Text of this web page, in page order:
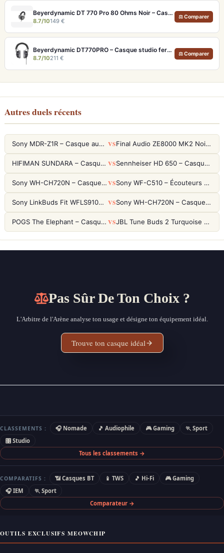
Beyerdynamic DT 770 Pro 80 Ohms Noir – Casque studio fermé pour monitoring précis
8.7/10149 €
⚖ Comparer
Beyerdynamic DT770PRO – Casque studio fermé pour un monitoring précis et isolé
8.7/10211 €
⚖ Comparer
Autres duels récents
Sony MDR-Z1R – Casque audiophile fermé haute résolution VS Final Audio ZE8000 MK2 Noir – Écouteurs True Wireless audiophiles 8K Sound
HIFIMAN SUNDARA – Casque Planar Magnetic Ouvert Over-Ear Audiophile VS Sennheiser HD 650 – Casque audiophile ouvert pour l'écoute analytique
Sony WH-CH720N – Casque ANC 35h, Ultra-léger (192g) avec Processeur V1 VS Sony WF-C510 – Écouteurs True Wireless compacts, autonomie 22h et multipoint
Sony LinkBuds Fit WFLS910NW Blanc – Écouteurs Sport Ailes ANC VS Sony WH-CH720N – Casque ANC 35h, Ultra-léger (192g) avec Processeur V1
POGS The Elephant – Casque Filaire Enfants 85dB POGS-Safe™ (Éco-Responsable) VS JBL Tune Buds 2 Turquoise – Écouteurs True Wireless avec ANC et autonomie 48h
Pas Sûr De Ton Choix ?
L'Arbitre de l'Arène analyse ton usage et désigne ton équipement idéal.
Trouve ton casque idéal
CLASSEMENTS : 🎧 Nomade 🎵 Audiophile 🎮 Gaming
🏃 Sport
🎛 Studio
Tous les classements →
COMPARATIFS : 📶 Casques BT 📱 TWS 🎵 Hi-Fi
🎮 Gaming
🎧 IEM
🏃 Sport
Comparateur →
OUTILS EXCLUSIFS MEOWCHIP